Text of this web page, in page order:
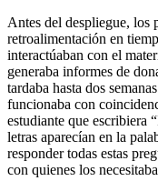
Antes del despliegue, los
retroalimentación en
interactúaban con el
generaba informes de
tardaba hasta dos
funcionaba con
estudiante que escribiera
letras aparecían en la
responder todas estas
con quienes los